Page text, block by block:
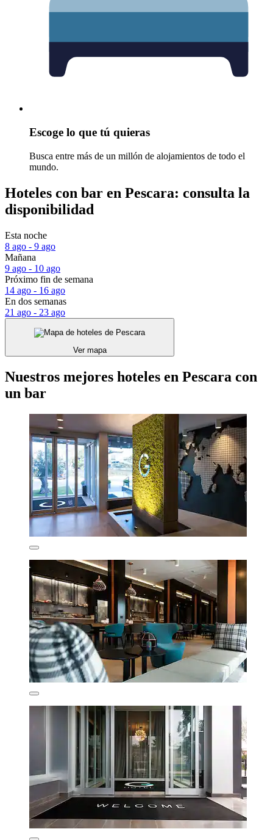
Escoge lo que tú quieras
Busca entre más de un millón de alojamientos de todo el
mundo.
Hoteles con bar en Pescara: consulta la
disponibilidad
Esta noche
8 ago - 9 ago
Mañana
9 ago - 10 ago
Próximo fin de semana
14 ago - 16 ago
En dos semanas
21 ago - 23 ago
Ver mapa
Nuestros mejores hoteles en Pescara con
un bar